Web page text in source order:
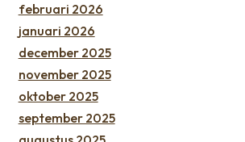
februari 2026
januari 2026
december 2025
november 2025
oktober 2025
september 2025